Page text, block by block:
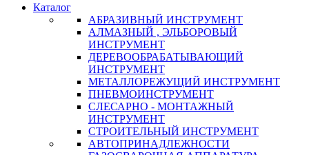
Каталог
АБРАЗИВНЫЙ ИНСТРУМЕНТ
АЛМАЗНЫЙ , ЭЛЬБОРОВЫЙ
ИНСТРУМЕНТ
ДЕРЕВООБРАБАТЫВАЮЩИЙ
ИНСТРУМЕНТ
МЕТАЛЛОРЕЖУЩИЙ ИНСТРУМЕНТ
ПНЕВМОИНСТРУМЕНТ
СЛЕСАРНО - МОНТАЖНЫЙ
ИНСТРУМЕНТ
СТРОИТЕЛЬНЫЙ ИНСТРУМЕНТ
АВТОПРИНАДЛЕЖНОСТИ